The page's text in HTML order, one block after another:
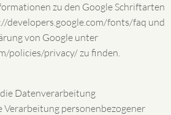
zu den Google Schriftarten
developers.google.com/fonts/faq und
von Google unter
policies/privacy/ zu finden.
Datenverarbeitung
Verarbeitung personenbezogener